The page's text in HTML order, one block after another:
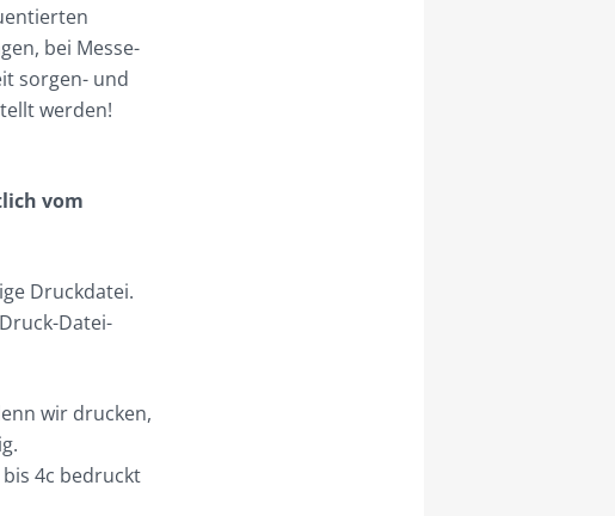
bei Messe-
sorgen- und
werden!
vom
Druckdatei.
Datei-
wir drucken,
4c bedruckt